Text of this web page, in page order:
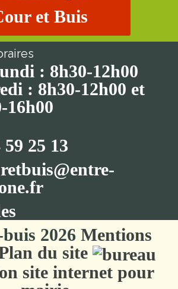
et Buis
: 8h30-12h00
: 8h30-12h00 et
16h00
25 13
2026 Mentions
du site
site internet pour